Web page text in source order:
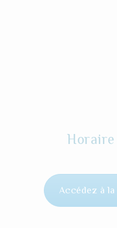
Accédez à